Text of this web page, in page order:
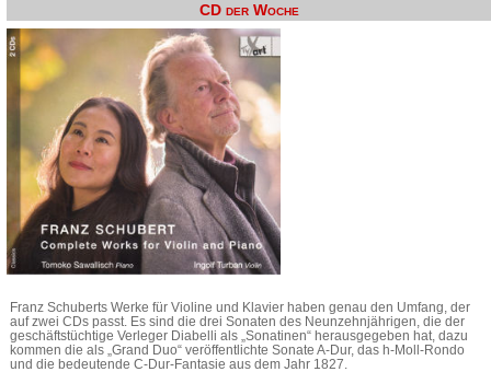
CD der Woche
Franz Schuberts Werke für Violine und Klavier haben genau den Umfang, der
auf zwei CDs passt. Es sind die drei Sonaten des Neunzehnjährigen, die der
geschäftstüchtige Verleger Diabelli als „Sonatinen“ herausgegeben hat, dazu
kommen die als „Grand Duo“ veröffentlichte Sonate A-Dur, das h-Moll-Rondo
und die bedeutende C-Dur-Fantasie aus dem Jahr 1827.